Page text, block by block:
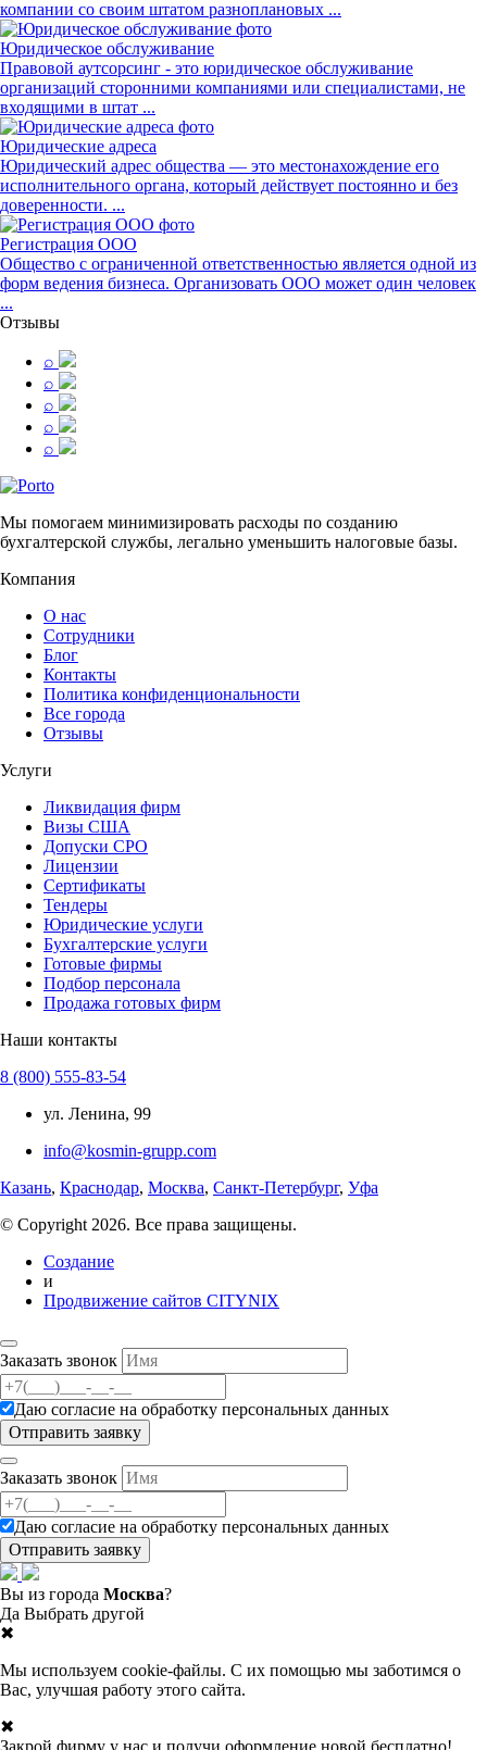
компании со своим штатом разноплановых ...
Юридическое обслуживание
Правовой аутсорсинг - это юридическое обслуживание
организаций сторонними компаниями или специалистами, не
входящими в штат ...
Юридические адреса
Юридический адрес общества — это местонахождение его
исполнительного органа, который действует постоянно и без
доверенности. ...
Регистрация ООО
Общество с ограниченной ответственностью является одной из
форм ведения бизнеса. Организовать ООО может один человек
...
Отзывы
⌕
⌕
⌕
⌕
⌕
Мы помогаем минимизировать расходы по созданию
бухгалтерской службы, легально уменьшить налоговые базы.
Компания
О нас
Сотрудники
Блог
Контакты
Политика конфиденциональности
Все города
Отзывы
Услуги
Ликвидация фирм
Визы США
Допуски СРО
Лицензии
Сертификаты
Тендеры
Юридические услуги
Бухгалтерские услуги
Готовые фирмы
Подбор персонала
Продажа готовых фирм
Наши контакты
8 (800) 555-83-54
ул. Ленина, 99
info@kosmin-grupp.com
Казань, Краснодар, Москва, Санкт-Петербург, Уфа
© Copyright 2026. Все права защищены.
Создание
и
Продвижение сайтов CITYNIX
Заказать звонок
Даю согласие на обработку персональных данных
Заказать звонок
Даю согласие на обработку персональных данных
Вы из города Москва?
Да Выбрать другой
✖
Мы используем cookie-файлы. С их помощью мы заботимся о
Вас, улучшая работу этого сайта.
✖
Закрой фирму у нас и получи оформление новой бесплатно!